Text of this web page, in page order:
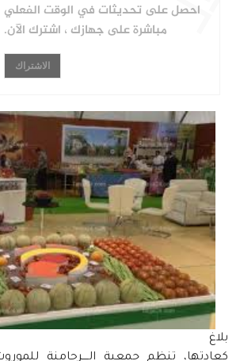
احصل على تحديثات في الوقت الفعلي
مباشرة على جهازك ، اشترك الآن.
الاشتراك
بلاغ
كعادتها، تنظم جمعية الــــرحامنة للموروث